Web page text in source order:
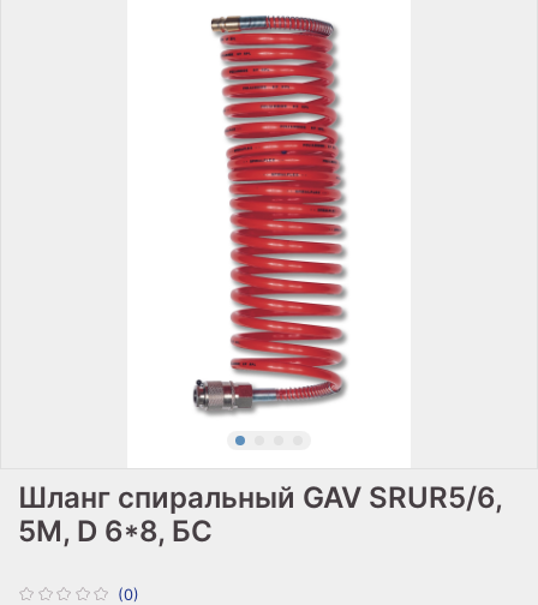
(0)
Шланг спиральный GAV SRUR5/6,
5М, D 6*8, БС